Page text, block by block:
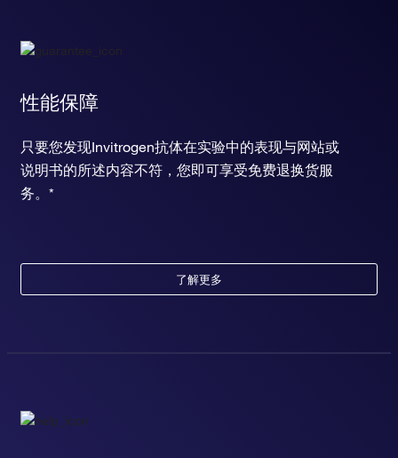
性能保障
只要您发现Invitrogen抗体在实验中的表现与网站或
说明书的所述内容不符，您即可享受免费退换货服
务。*
了解更多